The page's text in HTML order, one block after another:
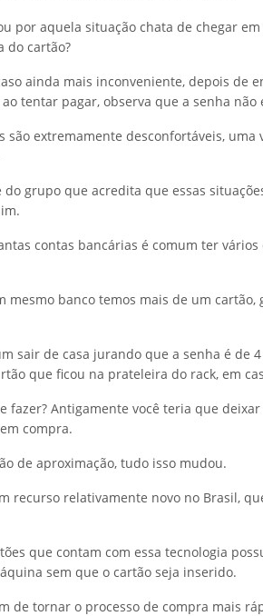
por aquela situação chata de chegar
do cartão?
ainda mais inconveniente, depois de
tentar pagar, observa que a senha não
são extremamente desconfortáveis,
do grupo que acredita que essas
contas bancárias é comum ter
mesmo banco temos mais de um
sair de casa jurando que a senha é de
que ficou na prateleira do rack, em
fazer? Antigamente você teria que
compra.
de aproximação, tudo isso mudou.
recurso relativamente novo no Brasil,
que contam com essa tecnologia
sem que o cartão seja inserido.
de tornar o processo de compra mais